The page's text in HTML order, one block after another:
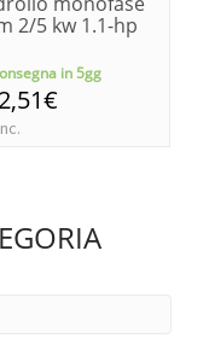
2/5 kw 1.1-hp
in 5gg